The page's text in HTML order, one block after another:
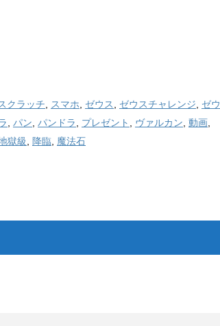
クラッチ スマホ ゼウス ゼウスチャレンジ
ゼウ
パン パンドラ プレゼント ヴァルカン 動画
獄級 降臨 魔法石